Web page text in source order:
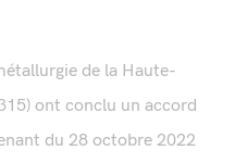
de la Haute-
ont conclu un accord
du 28 octobre 2022